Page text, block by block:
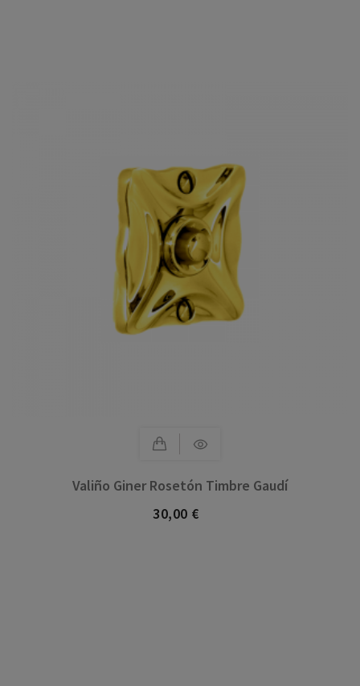
Valiño Giner Rosetón Timbre Gaudí
Precio
30,00 €